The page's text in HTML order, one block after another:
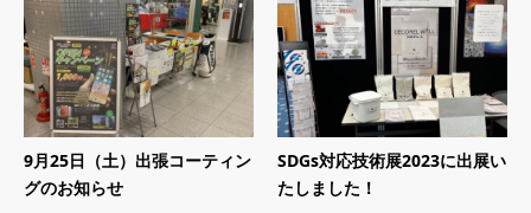
9月25日（土）出張コーティン
グのお知らせ
SDGs対応技術展2023に出展い
たしました！